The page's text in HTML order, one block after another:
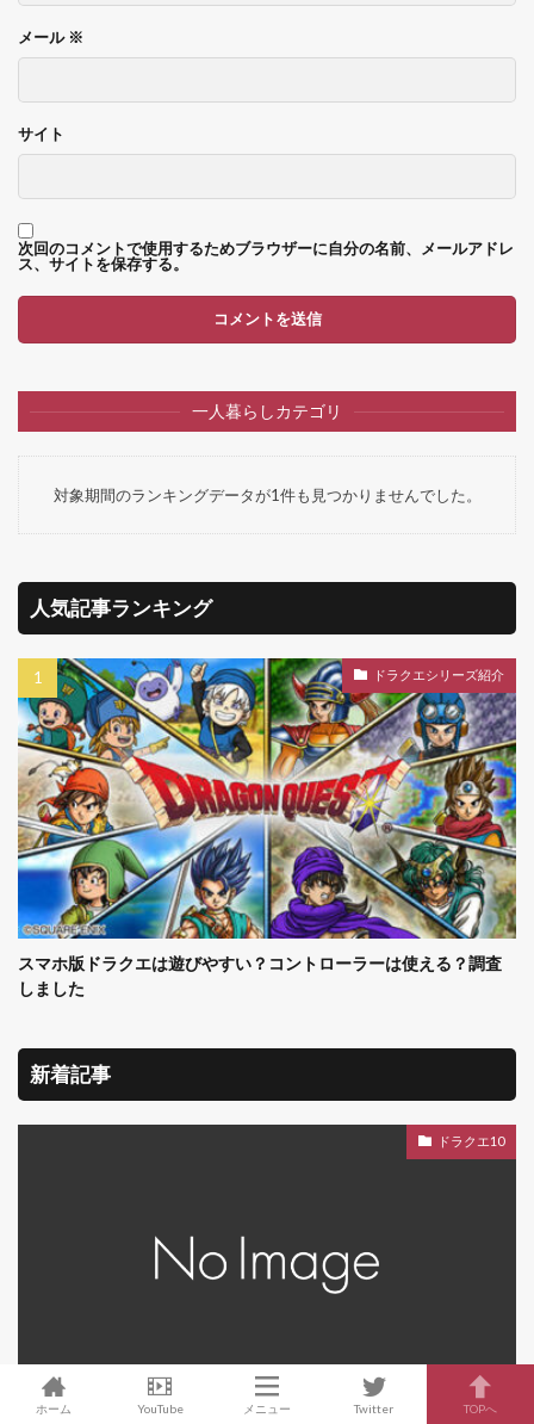
メール ※
サイト
次回のコメントで使用するためブラウザーに自分の名前、メールアドレ
ス、サイトを保存する。
一人暮らしカテゴリ
対象期間のランキングデータが1件も見つかりませんでした。
人気記事ランキング
ドラクエシリーズ紹介
スマホ版ドラクエは遊びやすい？コントローラーは使える？調査
しました
新着記事
ドラクエ10
ホーム YouTube メニュー Twitter TOPへ